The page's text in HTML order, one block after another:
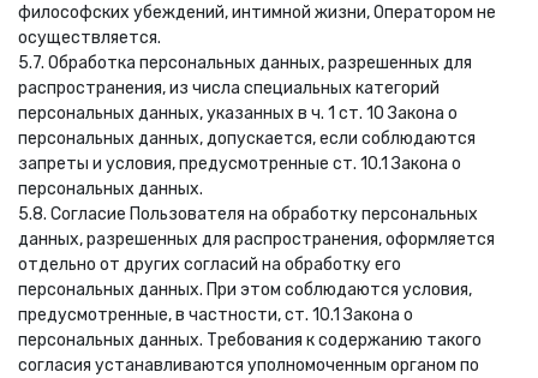
философских убеждений, интимной жизни, Оператором не
осуществляется.
5.7. Обработка персональных данных, разрешенных для
распространения, из числа специальных категорий
персональных данных, указанных в ч. 1 ст. 10 Закона о
персональных данных, допускается, если соблюдаются
запреты и условия, предусмотренные ст. 10.1 Закона о
персональных данных.
5.8. Согласие Пользователя на обработку персональных
данных, разрешенных для распространения, оформляется
отдельно от других согласий на обработку его
персональных данных. При этом соблюдаются условия,
предусмотренные, в частности, ст. 10.1 Закона о
персональных данных. Требования к содержанию такого
согласия устанавливаются уполномоченным органом по